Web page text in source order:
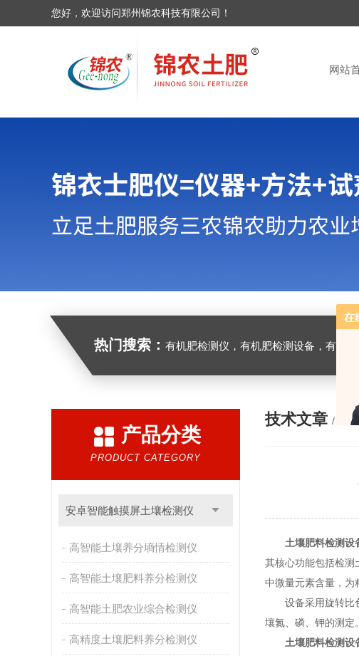
您好，欢迎访问郑州锦农科技有限公司！
网站
热门搜索： 有机肥检测仪，有机肥检测设备，有机肥实验室设备，生物
产品分类
PRODUCT CATEGORY
安卓智能触摸屏土壤检测仪
高智能土壤养分墒情检测仪
高智能土壤肥料养分检测仪
高智能土肥农业综合检测仪
高精度土壤肥料养分检测仪
技术文章 /
土壤肥料检测设
其核心功能包括检测
中微量元素含量，为
设备采用旋转比色
壤氮、磷、钾的测定
土壤肥料检测设